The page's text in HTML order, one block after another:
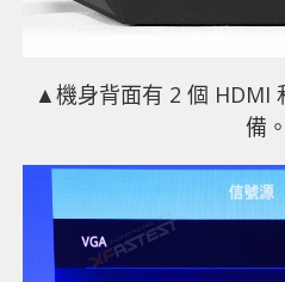
▲機身背面有 2 個 HDMI
備。